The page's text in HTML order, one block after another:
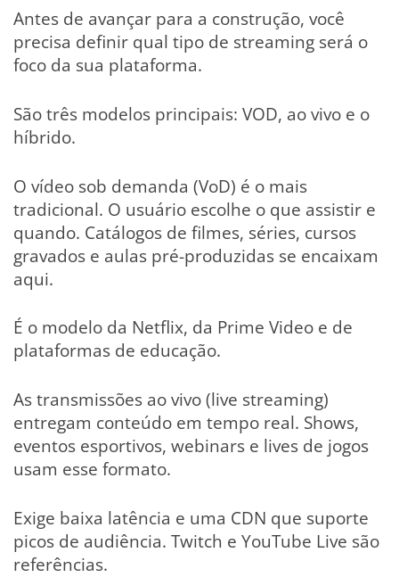
Antes de avançar para a construção, você
precisa definir qual tipo de streaming será o
foco da sua plataforma.
São três modelos principais: VOD, ao vivo e o
híbrido.
O vídeo sob demanda (VoD) é o mais
tradicional. O usuário escolhe o que assistir e
quando. Catálogos de filmes, séries, cursos
gravados e aulas pré-produzidas se encaixam
aqui.
É o modelo da Netflix, da Prime Video e de
plataformas de educação.
As transmissões ao vivo (live streaming)
entregam conteúdo em tempo real. Shows,
eventos esportivos, webinars e lives de jogos
usam esse formato.
Exige baixa latência e uma CDN que suporte
picos de audiência. Twitch e YouTube Live são
referências.